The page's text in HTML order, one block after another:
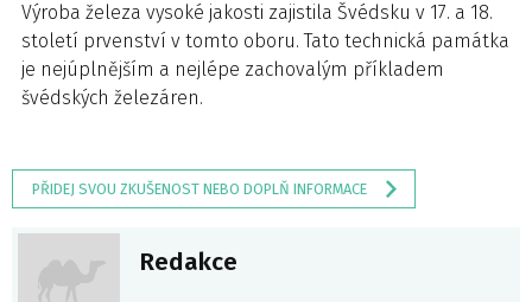
Výroba železa vysoké jakosti zajistila Švédsku v 17. a 18.
století prvenství v tomto oboru. Tato technická památka
je nejúplnějším a nejlépe zachovalým příkladem
švédských železáren.
PŘIDEJ SVOU ZKUŠENOST NEBO DOPLŇ INFORMACE
Redakce